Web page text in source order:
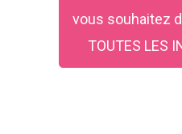
vous souhaitez
TOUTES LES